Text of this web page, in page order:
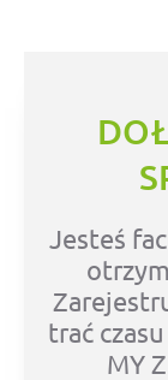
Jesteś
trać
MY